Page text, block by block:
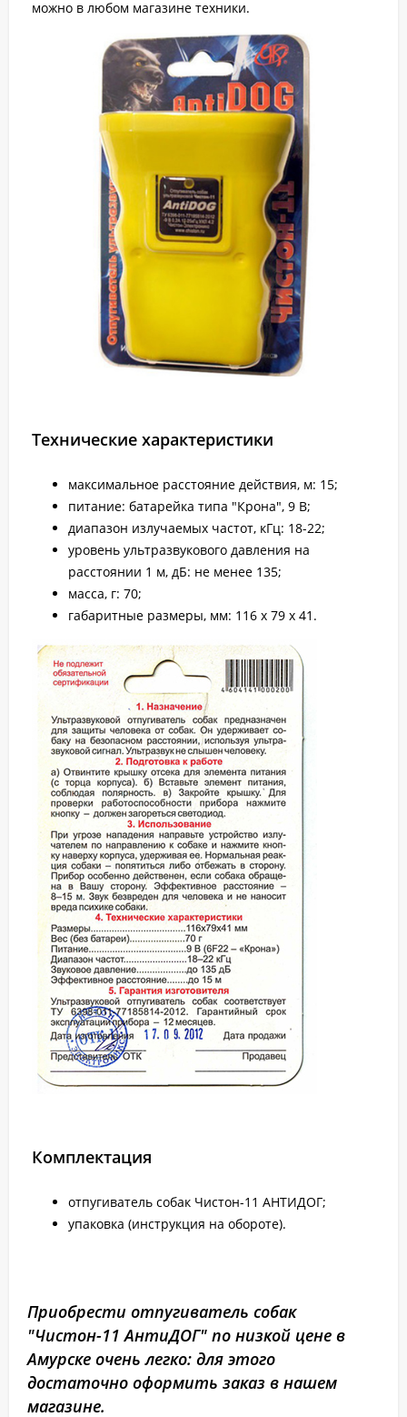
можно в любом магазине техники.
Технические характеристики
максимальное расстояние действия, м: 15;
питание: батарейка типа "Крона", 9 В;
диапазон излучаемых частот, кГц: 18-22;
уровень ультразвукового давления на
расстоянии 1 м, дБ: не менее 135;
масса, г: 70;
габаритные размеры, мм: 116 x 79 x 41.
Комплектация
отпугиватель собак Чистон-11 АНТИДОГ;
упаковка (инструкция на обороте).
Приобрести отпугиватель собак
"Чистон-11 АнтиДОГ" по низкой цене в
Амурске очень легко: для этого
достаточно оформить заказ в нашем
магазине.